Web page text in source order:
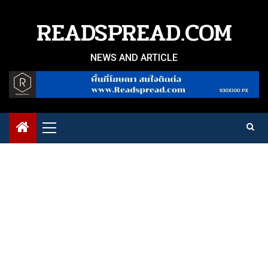
READSPREAD.COM
NEWS AND ARTICLE
Primary
Menu